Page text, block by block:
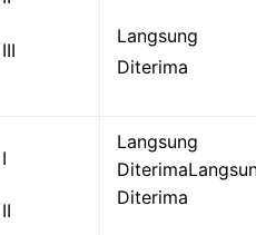
III
Langsung
Diterima
I
II
Langsung
Diterima